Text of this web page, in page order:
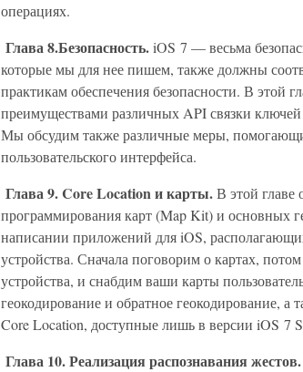
операциях.
Глава 8.Безопасность.iOS 7 — весьма
которые мы для нее пишем, также должны
практикам обеспечения безопасности. В этой
преимуществами различных API связки
Мы обсудим также различные меры,
пользовательского интерфейса.
Глава 9. Core Location и карты.В этой главе
программирования карт (Map Kit) и основных
написании приложений для iOS,
устройства. Сначала поговорим о картах,
устройства, и снабдим ваши карты
геокодирование и обратное геокодирование,
Core Location, доступные лишь в версии iOS 7
Глава 10. Реализация распознавания жестов.